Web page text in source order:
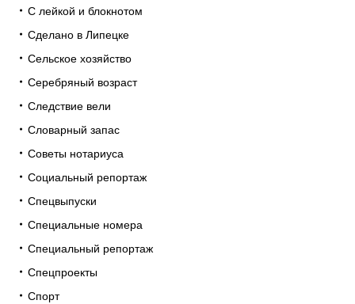
С лейкой и блокнотом
Сделано в Липецке
Сельское хозяйство
Серебряный возраст
Следствие вели
Словарный запас
Советы нотариуса
Социальный репортаж
Спецвыпуски
Специальные номера
Специальный репортаж
Спецпроекты
Спорт